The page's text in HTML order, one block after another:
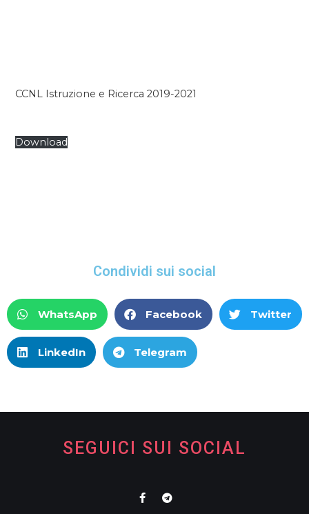
CCNL Istruzione e Ricerca 2019-2021
Download
Condividi sui social
WhatsApp Facebook Twitter
LinkedIn Telegram
SEGUICI SUI SOCIAL